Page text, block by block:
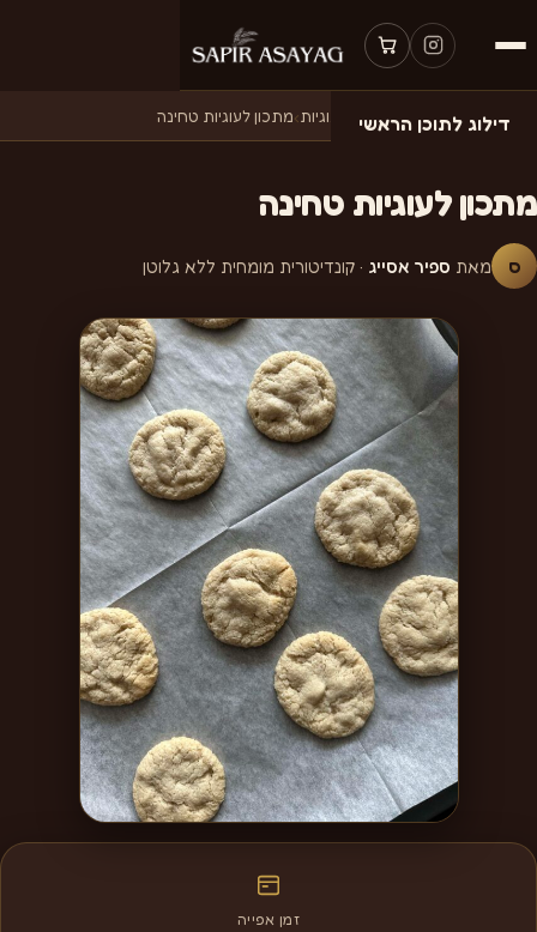
דילוג לתוכן הראשי
דף הבית›מתכונים ›מתכונים לעוגיות›מתכון לעוגיות טחינה
מתכון לעוגיות טחינה
ס מאת ספיר אסייג · קונדיטורית מומחית ללא גלוטן
זמן אפייה